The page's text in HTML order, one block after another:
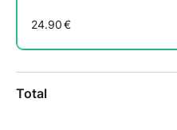
chapitrage du livre, des
L'endroit idéal où